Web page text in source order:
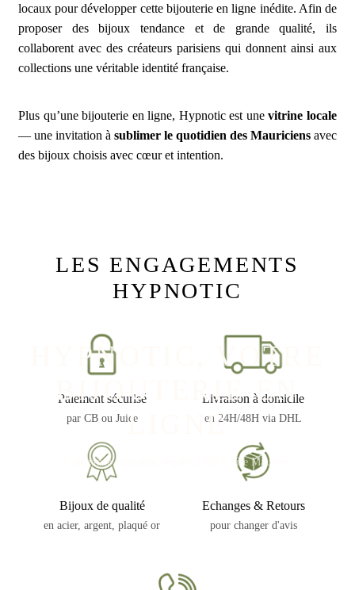
HYPNOTIC, VOTRE
BIJOUTERIE EN
LIGNE
L'élégance française, depuis 2020 à l'île Maurice.
locaux pour développer cette bijouterie en ligne inédite. Afin de
proposer des bijoux tendance et de grande qualité, ils
collaborent avec des créateurs parisiens qui donnent ainsi aux
collections une véritable identité française.
Plus qu’une bijouterie en ligne, Hypnotic est unevitrine locale
— une invitation à sublimer le quotidien des Mauriciens avec
des bijoux choisis avec cœur et intention.
LES ENGAGEMENTS
HYPNOTIC
Paiement sécurisé
par CB ou Juice
Livraison à domicile
en 24H/48H via DHL
Bijoux de qualité
en acier, argent, plaqué or
Echanges & Retours
pour changer d'avis